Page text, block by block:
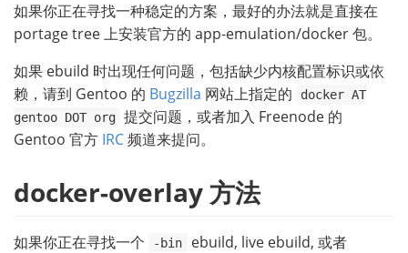
如果你正在寻找一种稳定的方案，最好的办法就是直接在
portage tree 上安装官方的 app-emulation/docker 包。
如果 ebuild 时出现任何问题，包括缺少内核配置标识或依
赖，请到 Gentoo 的 Bugzilla 网站上指定的
docker AT
gentoo DOT org 提交问题，或者加入 Freenode 的
Gentoo 官方 IRC频道来提问。
docker-overlay 方法
如果你正在寻找一个 -bin
ebuild, live ebuild, 或者